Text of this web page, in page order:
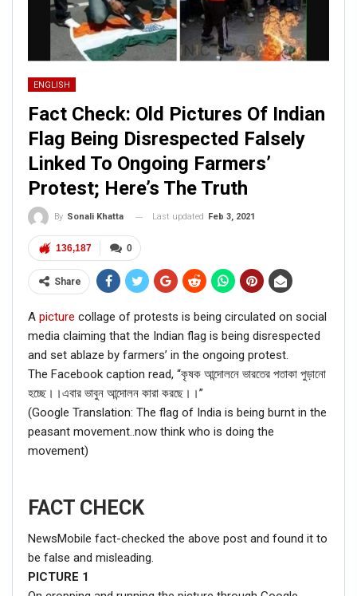
ENGLISH
Fact Check: Old Pictures Of Indian
Flag Being Disrespected Falsely
Linked To Ongoing Farmers’
Protest; Here’s The Truth
By Sonali Khatta Last updated Feb 3, 2021
0
136,187
Share
A picture collage of protests is being circulated on social
media claiming that the Indian flag is being disrespected
and set ablaze by farmers’ in the ongoing protest.
The Facebook caption read, “কৃষক আন্দোলনে ভারতের পতাকা পুড়ানো
হচ্ছে।।এবার ভাবুন আন্দোলন কারা করছে।।”
(Google Translation: The flag of India is being burnt in the
peasant movement..now think who is doing the
movement)
FACT CHECK
NewsMobile fact-checked the above post and found it to
be false and misleading.
PICTURE 1